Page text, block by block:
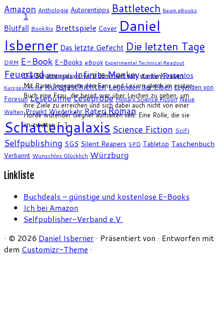
1
Die Schattengalaxis wird dominiert von starken Frauen.
Mit Ranai begegnete den Fans und Lesern gleich im ersten
Buch eine Frau, die bereit war über Leichen zu gehen, um
ihre Ziele zu erreichen und sich dabei auch nicht von einer
Horde wütender Gegner aufhalten ließ. Eine Rolle, die sie
im zweiten […]
Amazon Anthologie Autorentipps Battletech Beam eBooks
Blutfall BookRix Brettspiele Cover Daniel
Isberner Das letzte Gefecht Die letzten Tage
DRM E-Book E-Books eBook Experimental Technical Readout
Feuertod Göttingen Infinite Monkey Kindle Kostenlos
Kurzgeschichte KurzgeschichtenLegenden der Elben Legenden von
Foresun Lesebühne Leseprobe Military Science Fiction Neue
Welten Projekt Wiederkehr RateriRoman
Schattengalaxis Science Fiction SciFi
Selfpublishing SGS Silent Reapers SPD Tabletop Taschenbuch
Verbannt Wunschlos Glücklich Würzburg
Linkliste
Buchdeals – günstige und kostenlose E-Books
Ich bei Amazon
Selfpublisher-Verband e.V.
· © 2026 Daniel Isberner · Präsentiert von · Entworfen mit
dem Customizr-Theme ·